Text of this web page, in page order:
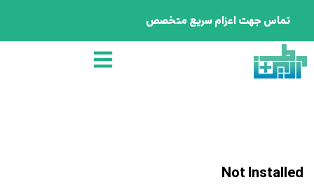
تماس جهت اعزام سریع متخصص
Not Installed